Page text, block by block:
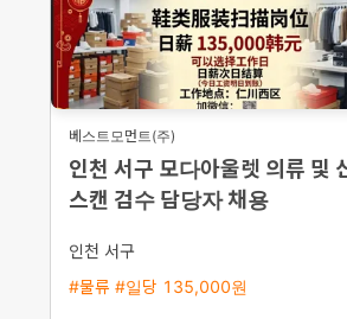
베스트모먼트(주)
인천 서구 모다아울렛 의류 및
스캔 검수 담당자 채용
인천 서구
#물류 #일당 135,000원